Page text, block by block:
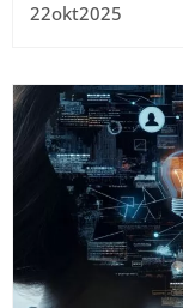
22okt2025